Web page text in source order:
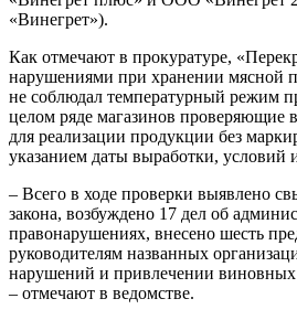
«Винегрет»).
Как отмечают в прокуратуре,
нарушениями при хранении мясной
не соблюдал температурный режим
целом ряде магазинов проверяющие
для реализации продукции без
указанием даты выработки, условий
– Всего в ходе проверки выявлено
закона, возбуждено 17 дел об
правонарушениях, внесено шесть
руководителям названных
нарушений и привлечении виновных
– отмечают в ведомстве.